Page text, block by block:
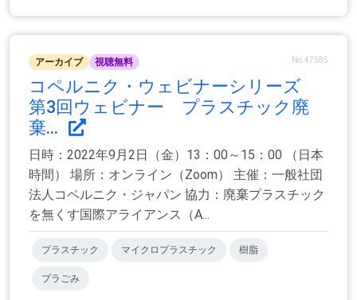
アーカイブ 視聴無料 No.47585
コペルニク・ウェビナーシリーズ
第3回ウェビナー プラスチック廃
棄...
日時：2022年9月2日（金）13：00～15：00 （日本
時間） 場所：オンライン（Zoom） 主催：一般社団
法人コペルニク・ジャパン 協力：廃棄プラスチック
を無くす国際アライアンス（A...
プラスチック マイクロプラスチック 樹脂
プラごみ